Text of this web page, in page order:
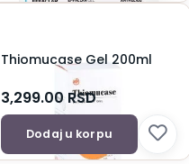
Thiomucase Gel 200ml
3,299.00 RSD
Dodaj u korpu